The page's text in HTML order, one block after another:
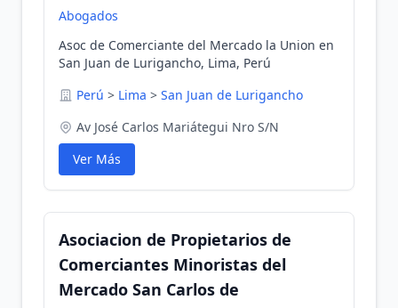
Abogados
Asoc de Comerciante del Mercado la Union en
San Juan de Lurigancho, Lima, Perú
Perú > Lima > San Juan de Lurigancho
Av José Carlos Mariátegui Nro S/N
Ver Más
Asociacion de Propietarios de
Comerciantes Minoristas del
Mercado San Carlos de